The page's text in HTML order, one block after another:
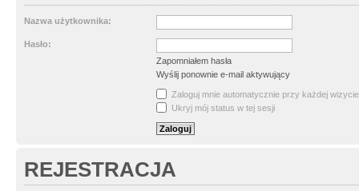
Nazwa użytkownika:
Hasło:
Zapomniałem hasła
Wyślij ponownie e-mail aktywujący
Zaloguj mnie automatycznie przy każdej wizycie
Ukryj mój status w tej sesji
REJESTRACJA